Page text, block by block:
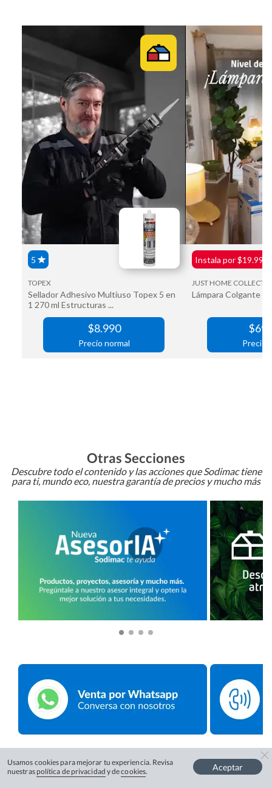
Otras Secciones
Descubre todo el contenido y las acciones que Sodimac tiene
para ti, mundo eco, nuestra garantía de precios y mucho más
Usamos cookies para mejorar tu experiencia. Revisa
nuestras política de privacidad y decookies. Aceptar